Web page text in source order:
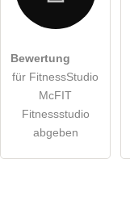
Die
öffentliche Frage
Bewertung
für FitnessStudio
McFIT
Fitnessstudio
abgeben